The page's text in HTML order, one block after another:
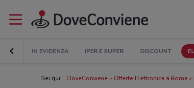
IN EVIDENZA IPER E SUPER DISCOUNT
Sei qui: DoveConviene Offerte Elettronica a Roma